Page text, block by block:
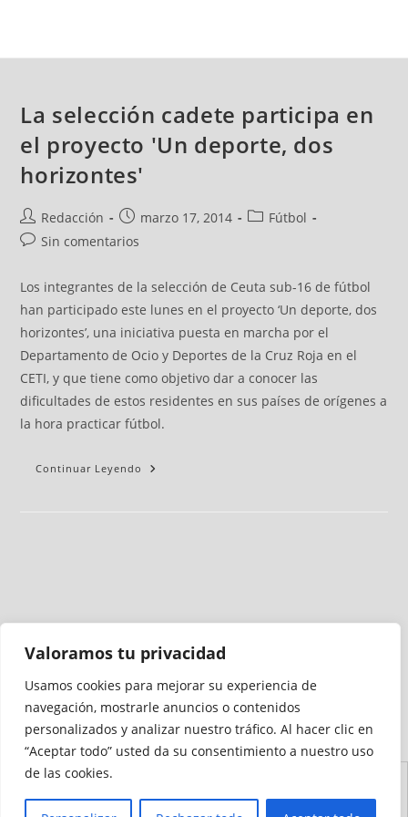
Valoramos tu privacidad
Usamos cookies para mejorar su experiencia de
navegación, mostrarle anuncios o contenidos
personalizados y analizar nuestro tráfico. Al hacer clic en
“Aceptar todo” usted da su consentimiento a nuestro uso
de las cookies.
La selección cadete participa en
el proyecto 'Un deporte, dos
horizontes'
Redacción marzo 17, 2014
Fútbol
Sin comentarios
Los integrantes de la selección de Ceuta sub-16 de fútbol
han participado este lunes en el proyecto ‘Un deporte, dos
horizontes’, una iniciativa puesta en marcha por el
Departamento de Ocio y Deportes de la Cruz Roja en el
CETI, y que tiene como objetivo dar a conocer las
dificultades de estos residentes en sus países de orígenes a
la hora practicar fútbol.
Continuar Leyendo
Medio auditado por